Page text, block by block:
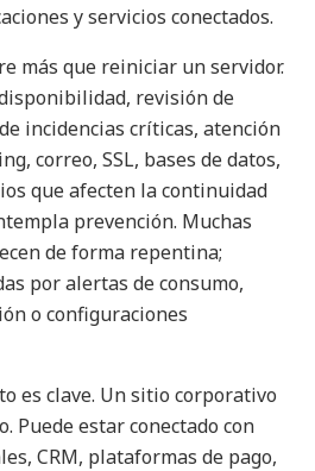
y servicios conectados.
más que reiniciar un servidor.
revisión de
incidencias críticas, atención
correo, SSL, bases de datos,
que afecten la continuidad
prevención. Muchas
de forma repentina;
por alertas de consumo,
o configuraciones
es clave. Un sitio corporativo
Puede estar conectado con
CRM, plataformas de pago,